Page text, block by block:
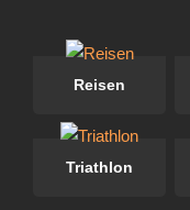
Reisen
Triathlon